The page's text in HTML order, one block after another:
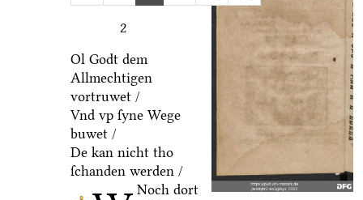
2
Ol Godt dem
Allmechtigen
vortruwet /
Vnd vp ſyne Wege
buwet /
De kan nicht tho
ſchanden werden /
Noch dort